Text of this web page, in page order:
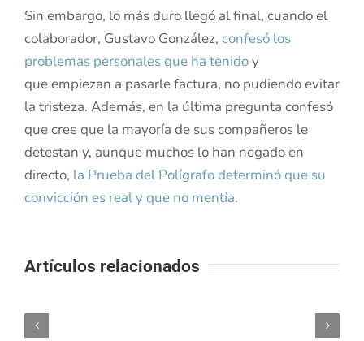
Sin embargo, lo más duro llegó al final, cuando el
colaborador, Gustavo González, confesó los
problemas personales que ha tenidoy
que empiezan a pasarle factura, no pudiendo evitar
la tristeza. Además, en la última pregunta confesó
que cree que la mayoría de sus compañeros le
detestan y, aunque muchos lo han negado en
directo, la Prueba del Polígrafo determinó que su
convicción es real y que no mentía.
Artículos relacionados